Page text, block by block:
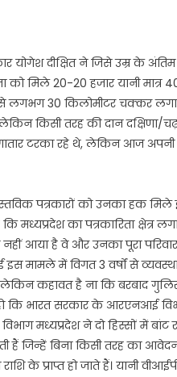
मौत
के
उपरांत
अब
योगेश दीक्षित ने जिसे उम्र के
को मिले 20-20 हजार यानी
से लगभग 30 किलोमीटर चक्कर
किसी तरह की दान दक्षिणा/
टरका रहे थे, लेकिन आज
पत्रकारों को उनका हक मिले
का पत्रकारिता क्षेत्र
आया है वे और उनका पूरा
मामले में विगत 3 वर्षों से
कहावत है ना कि बरबाद
कि भारत सरकार के आरएनआई
विभाग मध्यप्रदेश ने दो हिस्सों में
हैं जिन्हें बिना किसी तरह का
राशि के प्राप्त हो जाते हैं। यानी